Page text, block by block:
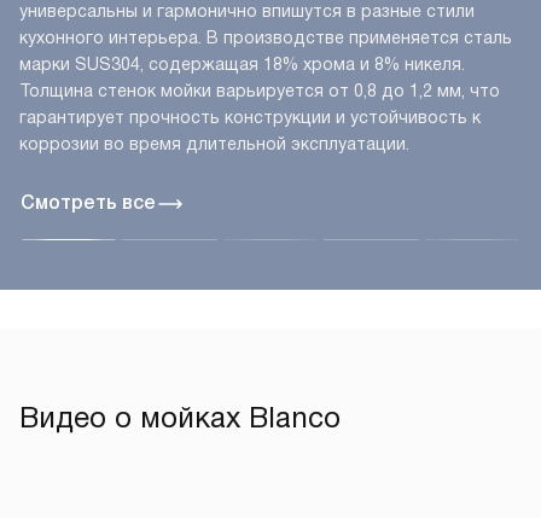
Смотреть все
универсальны и гармонично впишутся в разные стили
кухонного интерьера. В производстве применяется сталь
марки SUS304, содержащая 18% хрома и 8% никеля.
Толщина стенок мойки варьируется от 0,8 до 1,2 мм, что
гарантирует прочность конструкции и устойчивость к
коррозии во время длительной эксплуатации.
Видео о мойках Blanco